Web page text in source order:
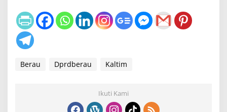
Berau Dprdberau Kaltim
Ikuti Kami